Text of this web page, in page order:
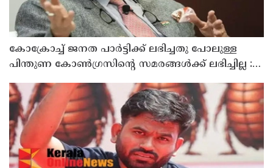
കോക്രോച്ച് ജനത പാർട്ടിക്ക് ലഭിച്ചതു പോലുള്ള
പിന്തുണ കോൺഗ്രസിന്റെ സമരങ്ങൾക്ക് ലഭിച്ചില്ല :
ശശി തരൂർ